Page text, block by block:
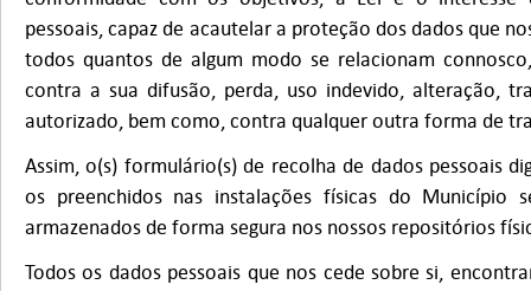
pessoais, capaz de acautelar a proteção dos dados que
todos quantos de algum modo se relacionam
contra a sua difusão, perda, uso indevido, alteração,
autorizado, bem como, contra qualquer outra forma de
Assim, o(s) formulário(s) de recolha de dados pessoais
os preenchidos nas instalações físicas do Município
armazenados de forma segura nos nossos repositórios
Todos os dados pessoais que nos cede sobre si,